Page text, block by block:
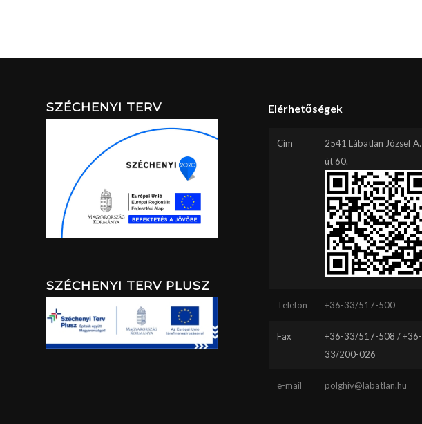
SZÉCHENYI TERV
SZÉCHENYI TERV PLUSZ
Elérhetőségek
Cím
2541 Lábatlan József A.
út 60.
Telefon +36-33/517-500
Fax
+36-33/517-508 / +36-
33/200-026
e-mail polghiv@labatlan.hu